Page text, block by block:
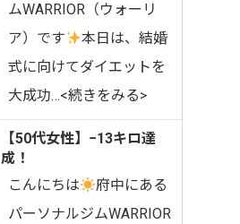
ムWARRIOR（ウォーリ
ア）です
⁡本日は、結婚
式に向けてダイエットを
大成功…<続きをみる>
【50代女性】−13キロ達
成！
こんにちは
府中にある
パーソナルジムWARRIOR